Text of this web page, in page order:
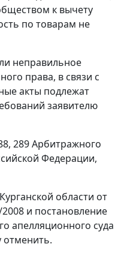
к вычету
по товарам не
неправильное
права, в связи с
акты подлежат
заявителю
, 289Арбитражного
Федерации,
области от
и постановление
апелляционного суда
отменить.